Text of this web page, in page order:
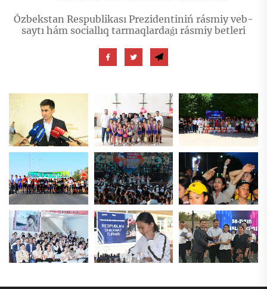
Ózbekstan Respublikası Prezidentiniń rásmiy veb-
saytı hám sociallıq tarmaqlardaǵı rásmiy betleri